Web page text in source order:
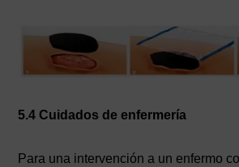
5.4 Cuidados de enfermería
Para una intervención a un enfermo